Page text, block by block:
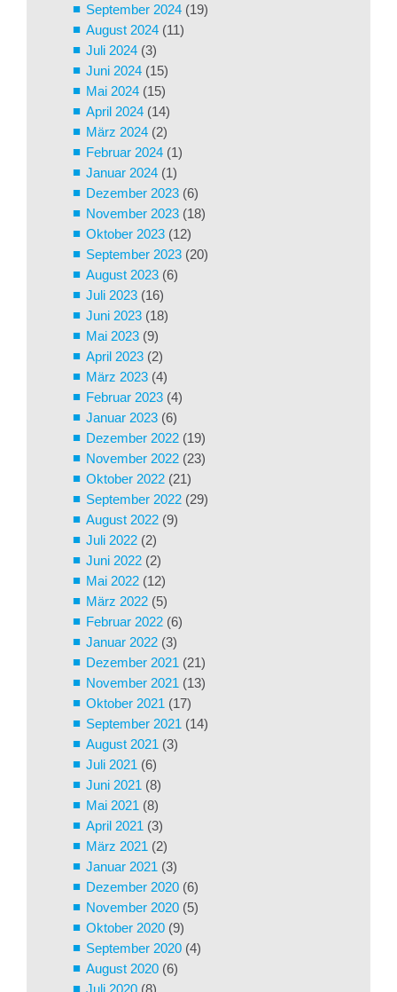
September 2024 (19)
August 2024 (11)
Juli 2024 (3)
Juni 2024 (15)
Mai 2024 (15)
April 2024 (14)
März 2024 (2)
Februar 2024 (1)
Januar 2024 (1)
Dezember 2023 (6)
November 2023 (18)
Oktober 2023 (12)
September 2023 (20)
August 2023 (6)
Juli 2023 (16)
Juni 2023 (18)
Mai 2023 (9)
April 2023 (2)
März 2023 (4)
Februar 2023 (4)
Januar 2023 (6)
Dezember 2022 (19)
November 2022 (23)
Oktober 2022 (21)
September 2022 (29)
August 2022 (9)
Juli 2022 (2)
Juni 2022 (2)
Mai 2022 (12)
März 2022 (5)
Februar 2022 (6)
Januar 2022 (3)
Dezember 2021 (21)
November 2021 (13)
Oktober 2021 (17)
September 2021 (14)
August 2021 (3)
Juli 2021 (6)
Juni 2021 (8)
Mai 2021 (8)
April 2021 (3)
März 2021 (2)
Januar 2021 (3)
Dezember 2020 (6)
November 2020 (5)
Oktober 2020 (9)
September 2020 (4)
August 2020 (6)
Juli 2020 (8)